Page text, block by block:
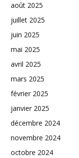
août 2025
juillet 2025
juin 2025
mai 2025
avril 2025
mars 2025
février 2025
janvier 2025
décembre 2024
novembre 2024
octobre 2024